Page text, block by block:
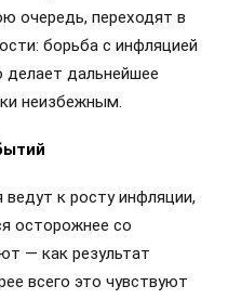
очередь, переходят в
борьба с инфляцией
делает дальнейшее
неизбежным.
к росту инфляции,
осторожнее со
— как результат
всего это чувствуют